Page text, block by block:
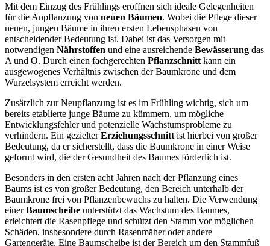
Mit dem Einzug des Frühlings eröffnen sich ideale Gelegenheiten
für die Anpflanzung von neuen Bäumen. Wobei die Pflege dieser
neuen, jungen Bäume in ihren ersten Lebensphasen von
entscheidender Bedeutung ist. Dabei ist das Versorgen mit
notwendigen Nährstoffen und eine ausreichende Bewässerung das
A und O. Durch einen fachgerechten Pflanzschnitt kann ein
ausgewogenes Verhältnis zwischen der Baumkrone und dem
Wurzelsystem erreicht werden.
Zusätzlich zur Neupflanzung ist es im Frühling wichtig, sich um
bereits etablierte junge Bäume zu kümmern, um mögliche
Entwicklungsfehler und potenzielle Wachstumsprobleme zu
verhindern. Ein gezielterErziehungsschnitt ist hierbei von großer
Bedeutung, da er sicherstellt, dass die Baumkrone in einer Weise
geformt wird, die der Gesundheit des Baumes förderlich ist.
Besonders in den ersten acht Jahren nach der Pflanzung eines
Baums ist es von großer Bedeutung, den Bereich unterhalb der
Baumkrone frei von Pflanzenbewuchs zu halten. Die Verwendung
einerBaumscheibe unterstützt das Wachstum des Baumes,
erleichtert die Rasenpflege und schützt den Stamm vor möglichen
Schäden, insbesondere durch Rasenmäher oder andere
Gartengeräte. Eine Baumscheibe ist der Bereich um den Stammfuß